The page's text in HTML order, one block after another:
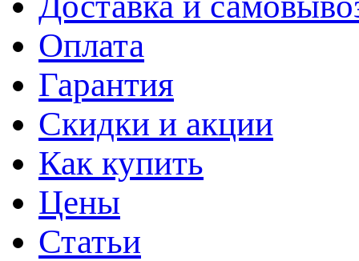
Оплата
Гарантия
Скидки и акции
Как купить
Цены
Статьи